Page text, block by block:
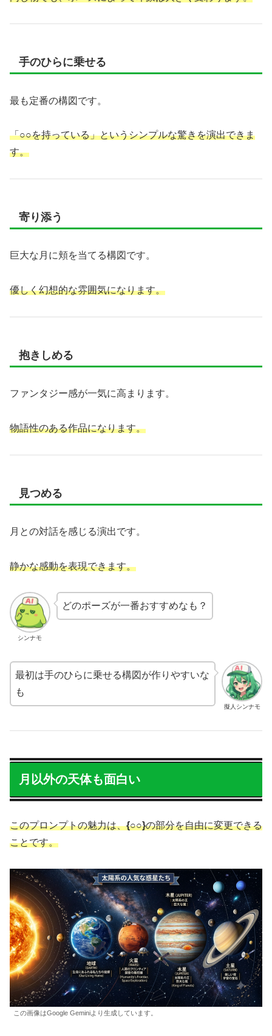
手のひらに乗せる
最も定番の構図です。
「○○を持っている」というシンプルな驚きを演出できま
す。
寄り添う
巨大な月に頬を当てる構図です。
優しく幻想的な雰囲気になります。
抱きしめる
ファンタジー感が一気に高まります。
物語性のある作品になります。
見つめる
月との対話を感じる演出です。
静かな感動を表現できます。
シンナモ
どのポーズが一番おすすめなも？
擬人シンナモ
最初は手のひらに乗せる構図が作りやすいな
も
月以外の天体も面白い
このプロンプトの魅力は、{○○}の部分を自由に変更できる
ことです。
この画像はGoogle Geminiより生成しています。